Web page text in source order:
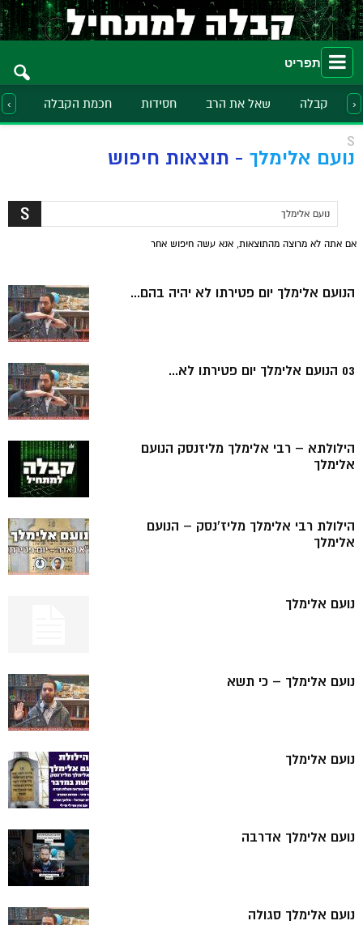
תפריט
קבלה שאל את הרב חסידות חכמת הקבלה ›
‹
S
נועם אלימלך - תוצאות חיפוש
אם אתה לא מרוצה מהתוצאות, אנא עשה חיפוש אחר
הנועם אלימלך יום פטירתו לא יהיה בהם...
03 הנועם אלימלך יום פטירתו לא...
הילולתא – רבי אלימלך מליזנסק הנועם
אלימלך
הילולת רבי אלימלך מליז'נסק – הנועם
אלימלך
נועם אלימלך
נועם אלימלך – כי תשא
נועם אלימלך
נועם אלימלך אדרבה
נועם אלימלך סגולה